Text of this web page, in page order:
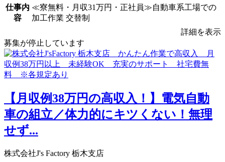
仕事内
容
≪寮無料・月収31万円・正社員≫自動車系工場での
加工作業 交替制
詳細を表示
募集が停止しています
【月収例38万円の高収入！】電気自動
車の組立／体力的にキツくない！無理
せず...
株式会社J's Factory 栃木支店